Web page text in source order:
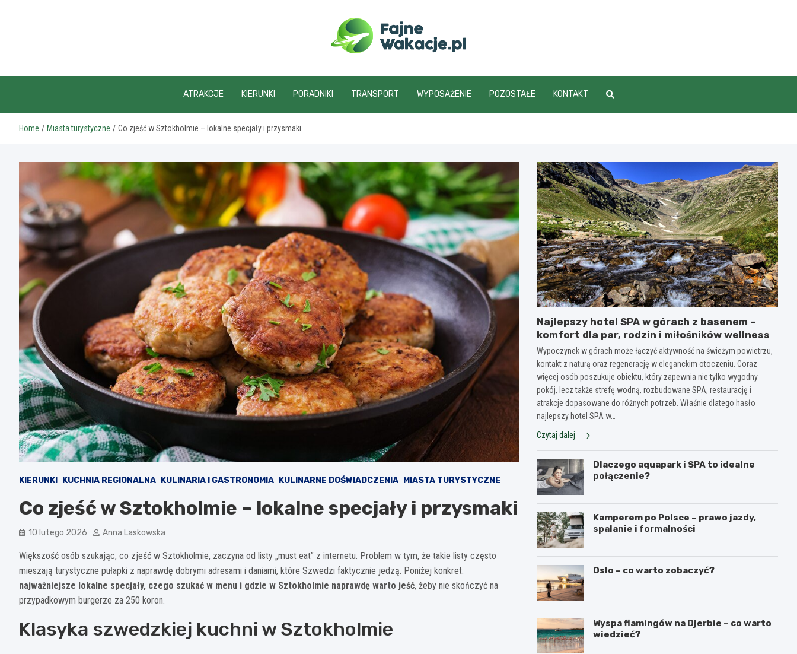
fajnewakacje.pl
ATRAKCJE KIERUNKI PORADNIKI TRANSPORT WYPOSAŻENIE POZOSTAŁE KONTAKT
Home Miasta turystyczne Co zjeść w Sztokholmie – lokalne specjały i przysmaki
KIERUNKI KUCHNIA REGIONALNA KULINARIA I GASTRONOMIA KULINARNE DOŚWIADCZENIA MIASTA TURYSTYCZNE
Co zjeść w Sztokholmie – lokalne specjały i przysmaki
10 lutego 2026 Anna Laskowska
Większość osób szukając, co zjeść w Sztokholmie, zaczyna od listy „must eat” z internetu. Problem w tym, że takie listy często
mieszają turystyczne pułapki z naprawdę dobrymi adresami i daniami, które Szwedzi faktycznie jedzą. Poniżej konkret:
najważniejsze lokalne specjały, czego szukać w menu i gdzie w Sztokholmie naprawdę warto jeść, żeby nie skończyć na
przypadkowym burgerze za 250 koron.
Klasyka szwedzkiej kuchni w Sztokholmie
Najlepszy hotel SPA w górach z basenem –
komfort dla par, rodzin i miłośników wellness
Wypoczynek w górach może łączyć aktywność na świeżym powietrzu,
kontakt z naturą oraz regenerację w eleganckim otoczeniu. Coraz
więcej osób poszukuje obiektu, który zapewnia nie tylko wygodny
pokój, lecz także strefę wodną, rozbudowane SPA, restaurację i
atrakcje dopasowane do różnych potrzeb. Właśnie dlatego hasło
najlepszy hotel SPA w…
Czytaj dalej
Dlaczego aquapark i SPA to idealne
połączenie?
Kamperem po Polsce – prawo jazdy,
spalanie i formalności
Oslo – co warto zobaczyć?
Wyspa flamingów na Djerbie – co warto
wiedzieć?